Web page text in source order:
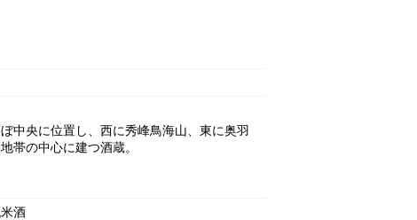
中央に位置し、西に秀峰鳥海山、東に奥羽
帯の中心に建つ酒蔵。
酒